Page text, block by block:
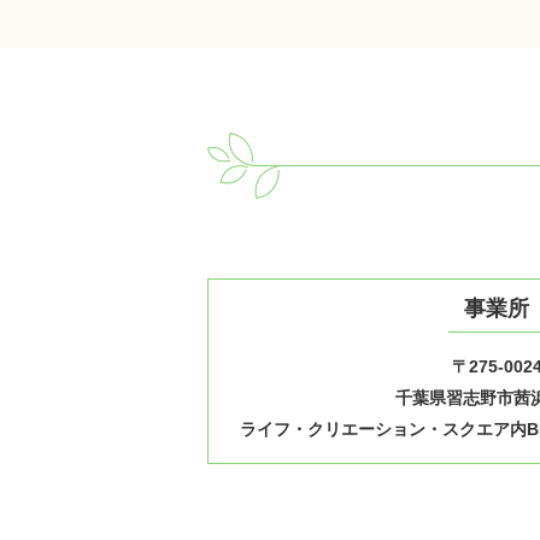
事業所
〒275-
千葉県習志野市茜
ライフ・クリエーション・スクエア内